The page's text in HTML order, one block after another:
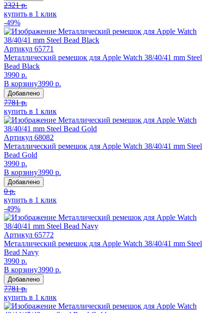
2321 р.
купить в 1 клик
-49%
Артикул 65771
Металлический ремешок для Apple Watch 38/40/41 mm Steel
Bead Black
3990 р.
В корзину3990 р.
Добавлено
7781 р.
купить в 1 клик
Артикул 68082
Металлический ремешок для Apple Watch 38/40/41 mm Steel
Bead Gold
3990 р.
В корзину3990 р.
Добавлено
0 р.
купить в 1 клик
-49%
Артикул 65772
Металлический ремешок для Apple Watch 38/40/41 mm Steel
Bead Navy
3990 р.
В корзину3990 р.
Добавлено
7781 р.
купить в 1 клик